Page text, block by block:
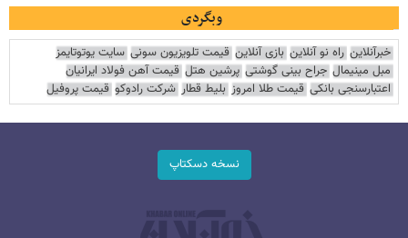
وبگردی
خبرآنلاین راه نو آنلاین بازی آنلاین قیمت تلویزیون سونی سایت یوتوتایمز
مبل مینیمال جراح بینی گوشتی پرشین هتل قیمت آهن فولاد ایرانیان
اعتبارسنجی بانکی قیمت طلا امروز بلیط قطار شرکت رادوکو قیمت پروفیل
نسخه دسکتاپ